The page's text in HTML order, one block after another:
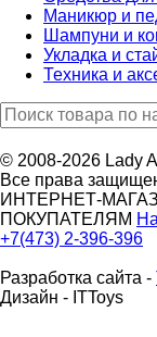
Маникюр и
Шампуни и
Укладка и
Техника и
© 2008-2026 Lady
Все права
ИНТЕРНЕТ-
ПОКУПАТЕЛЯМ
+7(473) 2-396-396
Разработка сайта -
Дизайн - ITToys